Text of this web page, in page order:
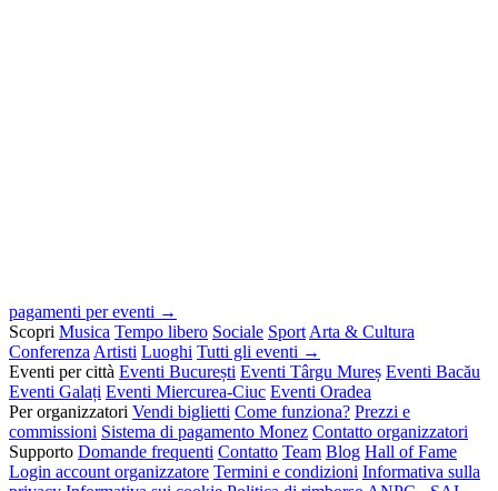
pagamenti per eventi →
Scopri Musica Tempo libero Sociale Sport Arta & Cultura
Conferenza Artisti Luoghi Tutti gli eventi →
Eventi per città Eventi București Eventi Târgu Mureș Eventi Bacău
Eventi Galați Eventi Miercurea-Ciuc Eventi Oradea
Per organizzatori Vendi biglietti Come funziona? Prezzi e
commissioni Sistema di pagamento Monez Contatto organizzatori
Supporto Domande frequenti Contatto Team Blog Hall of Fame
Login account organizzatore Termini e condizioni Informativa sulla